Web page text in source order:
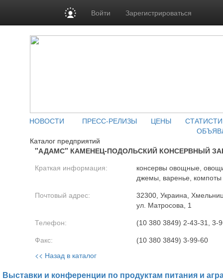
Войти Зарегистрироваться
НОВОСТИ ПРЕСС-РЕЛИЗЫ ЦЕНЫ
Каталог предприятий
"АДАМС" КАМЕНЕЦ-ПОДОЛЬСКИЙ КОНСЕРВНЫЙ
Краткая информация:
консервы овощные,
джемы, варенье, компоты
Почтовый адрес:
32300, Украина,
ул. Матросова, 1
Телефон: (10 380 3849) 2-43-31, 3-
Факс: (10 380 3849) 3-99-60
<< Назад в каталог
Выставки и конференции по продуктам питания и